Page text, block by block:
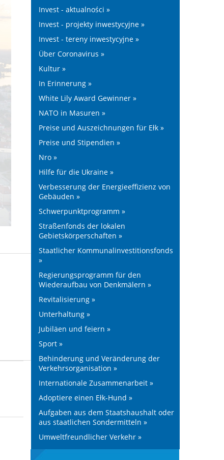
Invest - aktualności »
Invest - projekty inwestycyjne »
Invest - tereny inwestycyjne »
Über Coronavirus »
Kultur »
In Erinnerung »
White Lily Award Gewinner »
NATO in Masuren »
Preise und Auszeichnungen für Ełk »
Preise und Stipendien »
Nro »
Hilfe für die Ukraine »
Verbesserung der Energieeffizienz von
Gebäuden »
Schwerpunktprogramm »
Straßenfonds der lokalen
Gebietskörperschaften »
Staatlicher Kommunalinvestitionsfonds
»
Regierungsprogramm für den
Wiederaufbau von Denkmälern »
Revitalisierung »
Unterhaltung »
Jubiläen und feiern »
Sport »
Behinderung und Veränderung der
Verkehrsorganisation »
Internationale Zusammenarbeit »
Adoptiere einen Ełk-Hund »
Aufgaben aus dem Staatshaushalt oder
aus staatlichen Sondermitteln »
Umweltfreundlicher Verkehr »